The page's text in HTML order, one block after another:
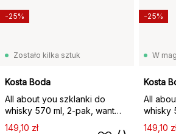
Zostało kilka sztuk
Kosta Boda
All about you szklanki do
whisky 570 ml, 2‑pak, want
you (czerwony)
149,10 zł
-25%
W
Kosta
All
whisky
you
149,10
-25%